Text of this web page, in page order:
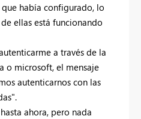
había configurado, lo
ellas está funcionando
a través de la
o microsoft, el mensaje
autenticarnos con las
ahora, pero nada